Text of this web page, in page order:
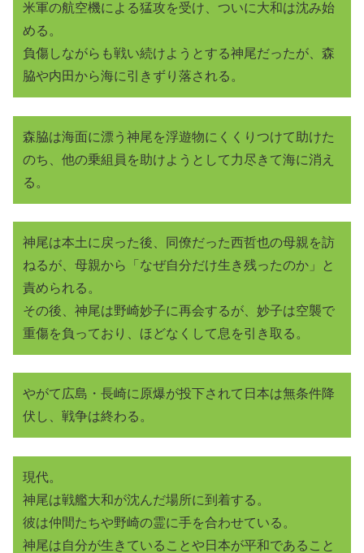
米軍の航空機による猛攻を受け、ついに大和は沈み始
める。
負傷しながらも戦い続けようとする神尾だったが、森
脇や内田から海に引きずり落される。
森脇は海面に漂う神尾を浮遊物にくくりつけて助けた
のち、他の乗組員を助けようとして力尽きて海に消え
る。
神尾は本土に戻った後、同僚だった西哲也の母親を訪
ねるが、母親から「なぜ自分だけ生き残ったのか」と
責められる。
その後、神尾は野崎妙子に再会するが、妙子は空襲で
重傷を負っており、ほどなくして息を引き取る。
やがて広島・長崎に原爆が投下されて日本は無条件降
伏し、戦争は終わる。
現代。
神尾は戦艦大和が沈んだ場所に到着する。
彼は仲間たちや野崎の霊に手を合わせている。
神尾は自分が生きていることや日本が平和であること